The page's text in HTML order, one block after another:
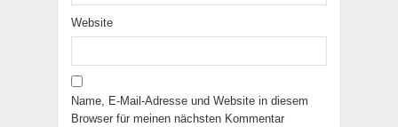
Website
Name, E-Mail-Adresse und Website in diesem
Browser für meinen nächsten Kommentar